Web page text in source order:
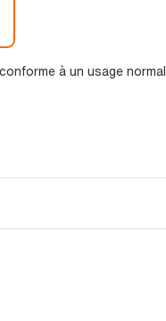
à un usage normal